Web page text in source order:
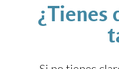
¿Tienes